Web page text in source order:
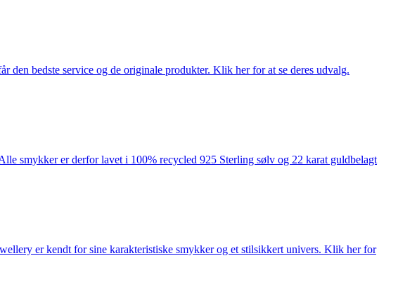
den bedste service og de originale produkter. Klik her for at se deres udvalg.
smykker er derfor lavet i 100% recycled 925 Sterling sølv og 22 karat guldbelagt
er kendt for sine karakteristiske smykker og et stilsikkert univers. Klik her for